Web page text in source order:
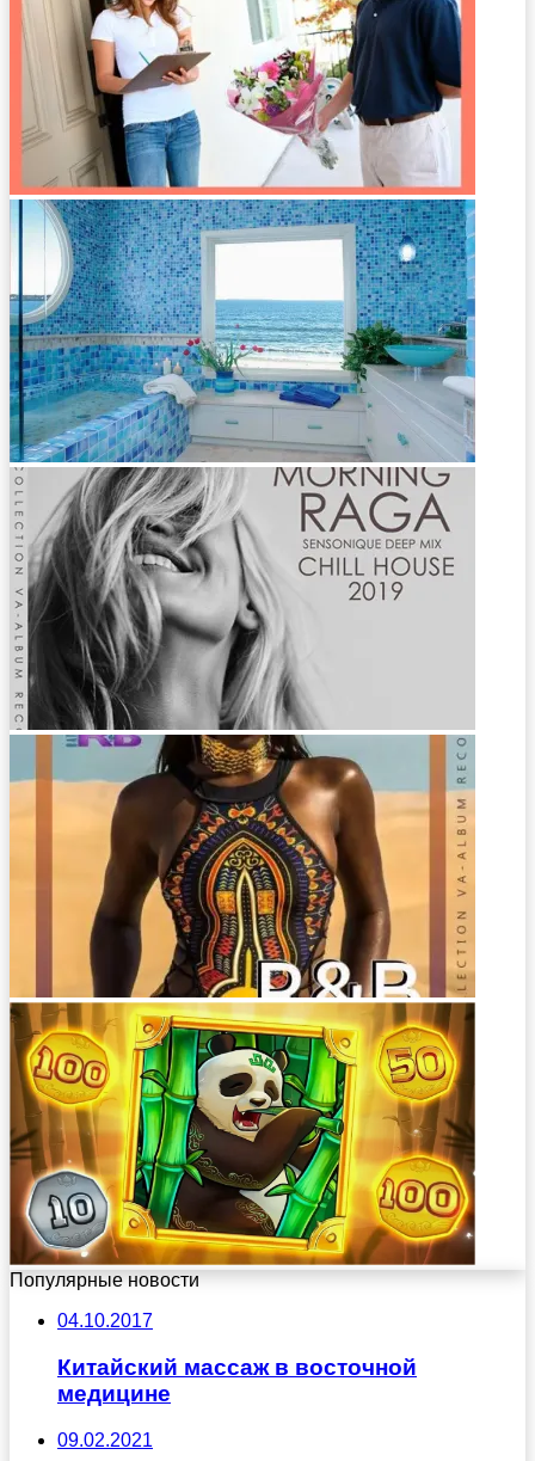
Популярные новости
04.10.2017
Китайский массаж в восточной
медицине
09.02.2021